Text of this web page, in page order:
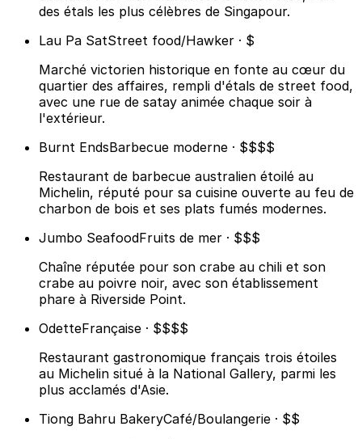
des étals les plus célèbres de Singapour.
Lau Pa SatStreet food/Hawker · $
Marché victorien historique en fonte au cœur du
quartier des affaires, rempli d'étals de street food,
avec une rue de satay animée chaque soir à
l'extérieur.
Burnt EndsBarbecue moderne · $$$$
Restaurant de barbecue australien étoilé au
Michelin, réputé pour sa cuisine ouverte au feu de
charbon de bois et ses plats fumés modernes.
Jumbo SeafoodFruits de mer · $$$
Chaîne réputée pour son crabe au chili et son
crabe au poivre noir, avec son établissement
phare à Riverside Point.
OdetteFrançaise · $$$$
Restaurant gastronomique français trois étoiles
au Michelin situé à la National Gallery, parmi les
plus acclamés d'Asie.
Tiong Bahru BakeryCafé/Boulangerie · $$